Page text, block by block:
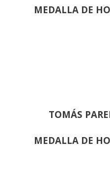
MEDALLA DE
TOMÁS
MEDALLA DE